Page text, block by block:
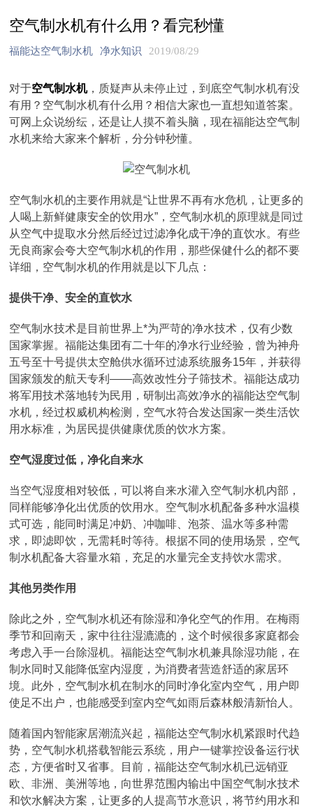
空气制水机有什么用？看完秒懂
福能达空气制水机 净水知识 2019/08/29
对于空气制水机，质疑声从未停止过，到底空气制水机有没
有用？空气制水机有什么用？相信大家也一直想知道答案。
可网上众说纷纭，还是让人摸不着头脑，现在福能达空气制
水机来给大家来个解析，分分钟秒懂。
空气制水机的主要作用就是“让世界不再有水危机，让更多的
人喝上新鲜健康安全的饮用水”，空气制水机的原理就是同过
从空气中提取水分然后经过过滤净化成干净的直饮水。有些
无良商家会夸大空气制水机的作用，那些保健什么的都不要
详细，空气制水机的作用就是以下几点：
提供干净、安全的直饮水
空气制水技术是目前世界上*为严苛的净水技术，仅有少数
国家掌握。福能达集团有二十年的净水行业经验，曾为神舟
五号至十号提供太空舱供水循环过滤系统服务15年，并获得
国家颁发的航天专利——高效改性分子筛技术。福能达成功
将军用技术落地转为民用，研制出高效净水的福能达空气制
水机，经过权威机构检测，空气水符合发达国家一类生活饮
用水标准，为居民提供健康优质的饮水方案。
空气湿度过低，净化自来水
当空气湿度相对较低，可以将自来水灌入空气制水机内部，
同样能够净化出优质的饮用水。空气制水机配备多种水温模
式可选，能同时满足冲奶、冲咖啡、泡茶、温水等多种需
求，即滤即饮，无需耗时等待。根据不同的使用场景，空气
制水机配备大容量水箱，充足的水量完全支持饮水需求。
其他另类作用
除此之外，空气制水机还有除湿和净化空气的作用。在梅雨
季节和回南天，家中往往湿漉漉的，这个时候很多家庭都会
考虑入手一台除湿机。福能达空气制水机兼具除湿功能，在
制水同时又能降低室内湿度，为消费者营造舒适的家居环
境。此外，空气制水机在制水的同时净化室内空气，用户即
使足不出户，也能感受到室内空气如雨后森林般清新怡人。
随着国内智能家居潮流兴起，福能达空气制水机紧跟时代趋
势，空气制水机搭载智能云系统，用户一键掌控设备运行状
态，方便省时又省事。目前，福能达空气制水机已远销亚
欧、非洲、美洲等地，向世界范围内输出中国空气制水技术
和饮水解决方案，让更多的人提高节水意识，将节约用水和